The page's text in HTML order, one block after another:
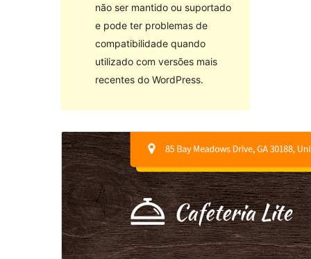
não ser mantido ou suportado
e pode ter problemas de
compatibilidade quando
utilizado com versões mais
recentes do WordPress.